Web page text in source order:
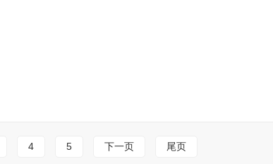
4 5 下一页 尾页